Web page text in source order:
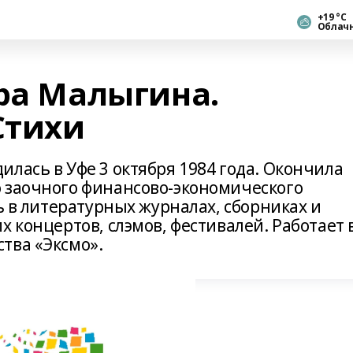
+19 °С
Малыгина.
в Уфе 3 октября 1984 года. Окончила
финансово-экономического
в литературных журналах, сборниках и
концертов, слэмов, фестивалей. Работает
«Эксмо».